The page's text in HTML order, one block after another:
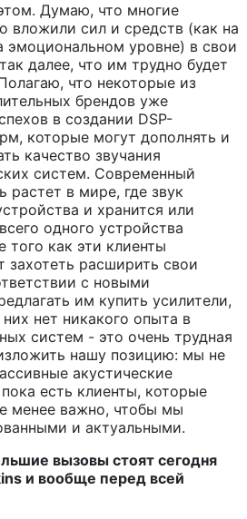
Думаю, что многие
вложили сил и средств (как на
эмоциональном уровне) в свои
далее, что им трудно будет
что некоторые из
брендов уже
в создании DSP-
которые могут дополнять и
качество звучания
систем. Современный
растет в мире, где звук
и хранится или
одного устройства
как эти клиенты
захотеть расширить свои
с новыми
им купить усилители,
них нет никакого опыта в
систем - это очень трудная
нашу позицию: мы не
акустические
есть клиенты, которые
менее важно, чтобы мы
и актуальными.
вызовы стоят сегодня
и вообще перед всей